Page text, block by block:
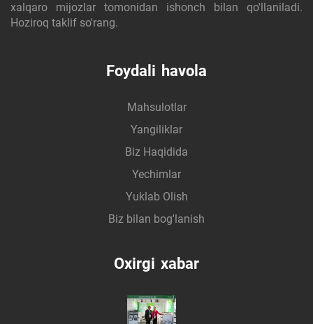
xalqaro mijozlar tomonidan ishonch bilan qo'llaniladi.
Hoziroq taklif so'rang.
Foydali havola
Mahsulotlar
Yangiliklar
Biz Haqidida
Yechimlar
Yuklab Olish
Biz bilan bog'lanish
Oxirgi xabar